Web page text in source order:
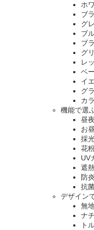
ホ
ブ
グ
ブ
ブ
グ
レ
ベ
イ
グ
カ
機能で選
昼
お
採
花
UV
遮
防
抗
デザイン
無
ナ
ト